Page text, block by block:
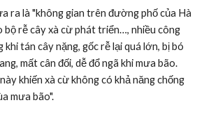
ra là "không gian trên đường phố của Hà
bộ rễ cây xà cừ phát triển…, nhiều công
tán cây nặng, gốc rễ lại quá lớn, bị bó
mất cân đối, dễ đổ ngã khi mưa bão.
khiến xà cừ không có khả năng chống
mưa bão".